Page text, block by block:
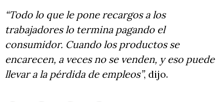
“Todo lo que le pone recargos a los
trabajadores lo termina pagando el
consumidor. Cuando los productos se
encarecen, a veces no se venden, y eso puede
llevar a la pérdida de empleos”, dijo.